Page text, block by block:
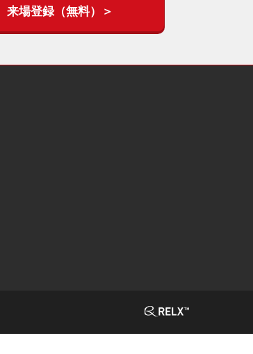
来場登録（無料）＞